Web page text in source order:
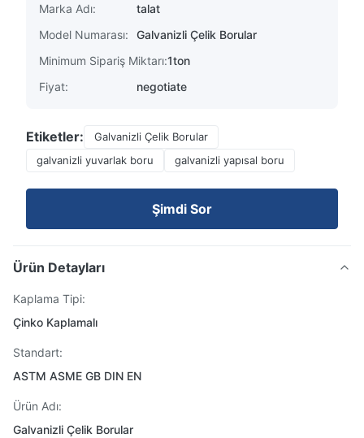
Marka Adı:
talat
Model Numarası:
Galvanizli Çelik Borular
Minimum Sipariş Miktarı:1ton
Fiyat:
negotiate
Etiketler:
Galvanizli Çelik Borular
galvanizli yuvarlak boru
galvanizli yapısal boru
Şimdi Sor
Ürün Detayları
Kaplama Tipi:
Çinko Kaplamalı
Standart:
ASTM ASME GB DIN EN
Ürün Adı:
Galvanizli Çelik Borular